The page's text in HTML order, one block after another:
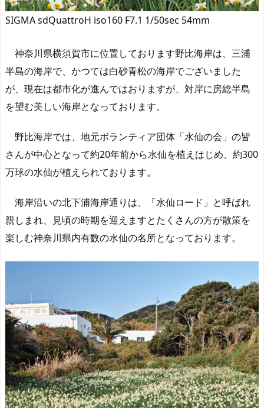
SIGMA sdQuattroH iso160 F7.1 1/50sec 54mm
神奈川県横須賀市に位置しております野比海岸は、三浦
半島の海岸で、かつては白砂青松の海岸でございました
が、現在は都市化が進んではおりますが、対岸に房総半島
を望む美しい海岸となっております。
野比海岸では、地元ボランティア団体「水仙の会」の皆
さんが中心となって約20年前から水仙を植えはじめ、約300
万球の水仙が植えられております。
海岸沿いの北下浦海岸通りは、「水仙ロード」と呼ばれ
親しまれ、見頃の時期を迎えますとたくさんの方が散策を
楽しむ神奈川県内有数の水仙の名所となっております。